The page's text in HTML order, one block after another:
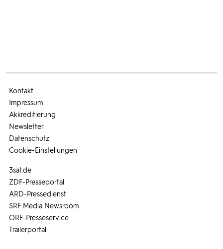
3sat.de
ZDF-Presseportal
ARD-Pressedienst
SRF Media Newsroom
ORF-Presseservice
Trailerportal
Kontakt
Impressum
Akkreditierung
Newsletter
Datenschutz
Cookie-Einstellungen